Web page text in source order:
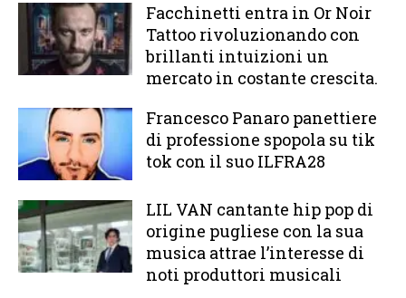
Facchinetti entra in Or Noir
Tattoo rivoluzionando con
brillanti intuizioni un
mercato in costante crescita.
Francesco Panaro panettiere
di professione spopola su tik
tok con il suo ILFRA28
LIL VAN cantante hip pop di
origine pugliese con la sua
musica attrae l’interesse di
noti produttori musicali